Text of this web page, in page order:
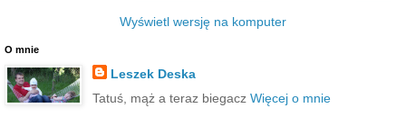
Wyświetl wersję na komputer
O mnie
Leszek Deska
Tatuś, mąż a teraz biegacz Więcej o mnie